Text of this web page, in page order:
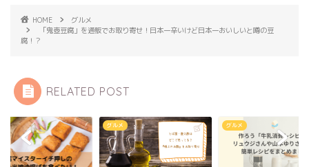
HOME
グルメ
「鬼壺豆腐」を通販でお取り寄せ！日本一辛いけど日本一おいしいと噂の豆
腐！？
RELATED POST
グルメ グルメ